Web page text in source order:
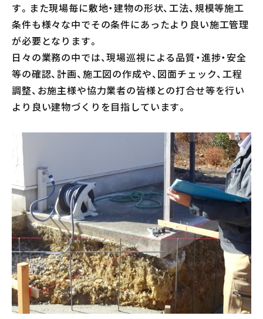
す。また現場毎に敷地・建物の形状、工法、規模等施工
条件も様々な中でその条件にあったより良い施工管理
が必要となります。
日々の業務の中では、現場巡視による品質・進捗・安全
等の確認、計画、施工図の作成や、図面チェック、工程
調整、お施主様や協力業者の皆様との打合せ等を行い
より良い建物づくりを目指しています。